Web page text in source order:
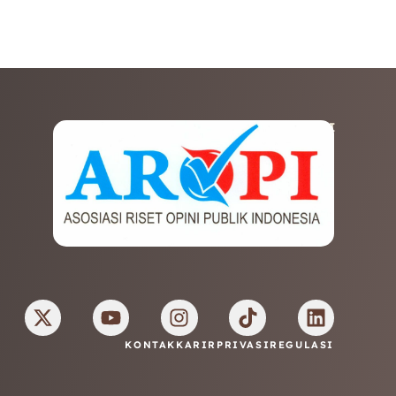
AFILIASI
KONTAK KARIR PRIVASI REGULASI